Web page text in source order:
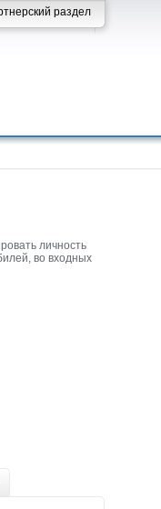
раздел
личность
во входных